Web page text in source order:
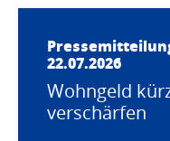
22.07.2026
Wohngeld
verschärfen